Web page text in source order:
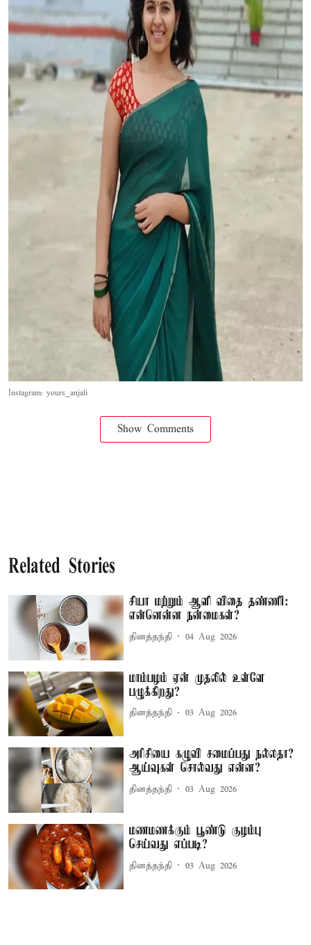
Instagram: yours_anjali
Show Comments
Related Stories
சியா மற்றும் ஆளி விதை தண்ணீர்:
என்னென்ன நன்மைகள்?
தினத்தந்தி 04 Aug 2026
மாம்பழம் ஏன் முதலில் உள்ளே
பழுக்கிறது?
தினத்தந்தி 03 Aug 2026
அரிசியை கழுவி சமைப்பது நல்லதா?
ஆய்வுகள் சொல்வது என்ன?
தினத்தந்தி 03 Aug 2026
மணமணக்கும் பூண்டு குழம்பு
செய்வது எப்படி?
தினத்தந்தி 03 Aug 2026